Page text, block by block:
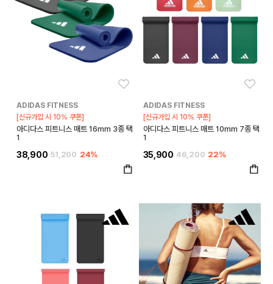
ADIDAS FITNESS
[신규가입 시 10% 쿠폰]
아디다스 피트니스 매트 16mm 3종 택
1
38,900 51,200 24%
ADIDAS FITNESS
[신규가입 시 10% 쿠폰]
아디다스 피트니스 매트 10mm 7종 택
1
35,900 46,200 22%